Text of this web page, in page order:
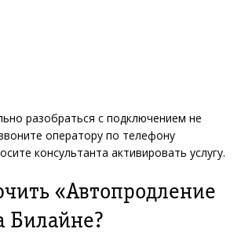
разобраться с подключением не
оператору по телефону
консультанта активировать услугу.
«Автопродление
Билайне?